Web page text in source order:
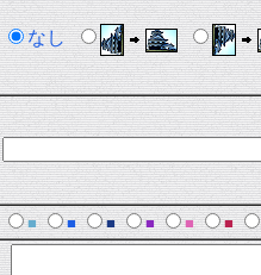
なし
■ ■ ■ ■ ■ ■